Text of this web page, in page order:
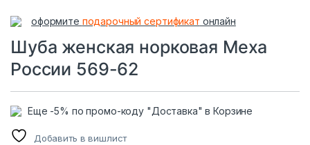
оформите подарочный сертификат онлайн
Шуба женская норковая Меха
России 569-62
Еще -5% по промо-коду "Доставка" в Корзине
Добавить в вишлист